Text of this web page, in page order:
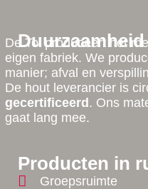
Producten in
Groepsruimte
Duurzaamheid
De Tol produceert het
eigen fabriek. We
manier; afval en
De hout leverancier is
gecertificeerd. Ons
gaat lang mee.